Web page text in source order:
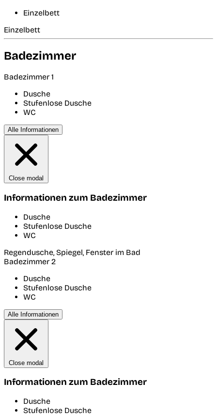
Einzelbett
Einzelbett
Badezimmer
Badezimmer 1
Dusche
Stufenlose Dusche
WC
Alle Informationen
Close modal
Informationen zum Badezimmer
Dusche
Stufenlose Dusche
WC
Regendusche, Spiegel, Fenster im Bad
Badezimmer 2
Dusche
Stufenlose Dusche
WC
Alle Informationen
Close modal
Informationen zum Badezimmer
Dusche
Stufenlose Dusche